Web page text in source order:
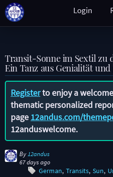
Login
Transit-Sonne im Sextil zu
Ein Tanz aus Genialität
Registerto enjoy a
thematic personalized
page 12andus.com/
12anduswelcome.
By 12andus
67 days ago
German Transits Sun